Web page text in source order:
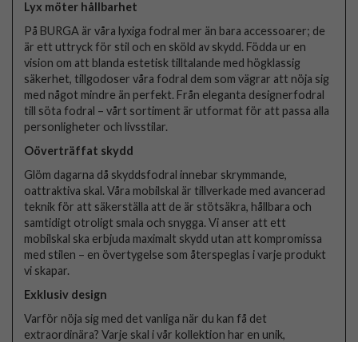
Lyx möter hållbarhet
På BURGA är våra lyxiga fodral mer än bara accessoarer; de
är ett uttryck för stil och en sköld av skydd. Födda ur en
vision om att blanda estetisk tilltalande med högklassig
säkerhet, tillgodoser våra fodral dem som vägrar att nöja sig
med något mindre än perfekt. Från eleganta designerfodral
till söta fodral – vårt sortiment är utformat för att passa alla
personligheter och livsstilar.
Oöverträffat skydd
Glöm dagarna då skyddsfodral innebar skrymmande,
oattraktiva skal. Våra mobilskal är tillverkade med avancerad
teknik för att säkerställa att de är stötsäkra, hållbara och
samtidigt otroligt smala och snygga. Vi anser att ett
mobilskal ska erbjuda maximalt skydd utan att kompromissa
med stilen – en övertygelse som återspeglas i varje produkt
vi skapar.
Exklusiv design
Varför nöja sig med det vanliga när du kan få det
extraordinära? Varje skal i vår kollektion har en unik,